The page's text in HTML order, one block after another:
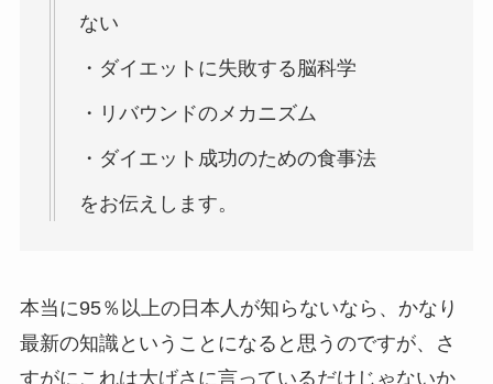
ない
・ダイエットに失敗する脳科学
・リバウンドのメカニズム
・ダイエット成功のための食事法
をお伝えします。
本当に95％以上の日本人が知らないなら、かなり
最新の知識ということになると思うのですが、さ
すがにこれは大げさに言っているだけじゃないか